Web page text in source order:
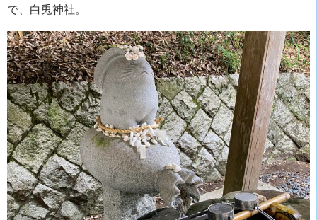
で、白兎神社。